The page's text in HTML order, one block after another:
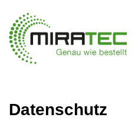
Datenschutz